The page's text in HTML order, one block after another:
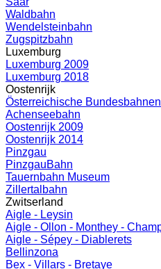
Waldbahn
Wendelsteinbahn
Zugspitzbahn
Luxemburg
Luxemburg 2009
Luxemburg 2018
Oostenrijk
Österreichische
Achenseebahn
Oostenrijk 2009
Oostenrijk 2014
Pinzgau
PinzgauBahn
Tauernbahn Museum
Zillertalbahn
Zwitserland
Aigle - Leysin
Aigle - Ollon - Monthey -
Aigle - Sépey - Diablerets
Bellinzona
Bex - Villars - Bretaye